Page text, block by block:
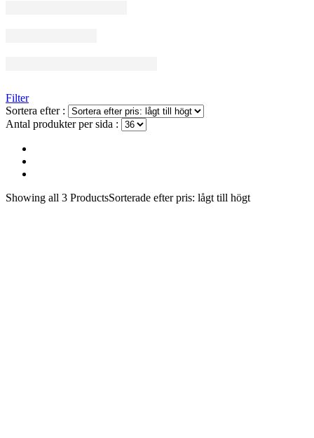
Filter
Sortera efter :
Antal produkter per sida :
Showing all 3 ProductsSorterade efter pris: lågt till högt